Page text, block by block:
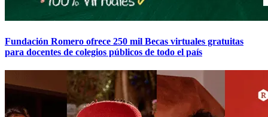
Fundación Romero ofrece 250 mil Becas virtuales gratuitas
para docentes de colegios públicos de todo el país